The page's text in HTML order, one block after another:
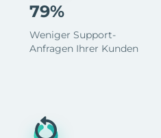
79%
Weniger Support-
Anfragen Ihrer Kunden